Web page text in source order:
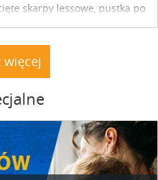
skarpy lessowe, pustka po
dochodzi do siebie.
więcej